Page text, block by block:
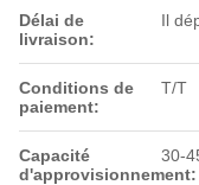
Délai de
livraison:
Il
Conditions de
paiement:
T/T
Capacité
d'approvisionnement:
30-